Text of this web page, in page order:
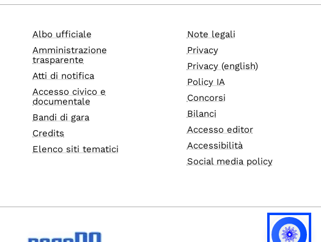
Albo ufficiale
Amministrazione
trasparente
Atti di notifica
Accesso civico e
documentale
Bandi di gara
Credits
Elenco siti tematici
Note legali
Privacy
Privacy (english)
Policy IA
Concorsi
Bilanci
Accesso editor
Accessibilità
Social media policy